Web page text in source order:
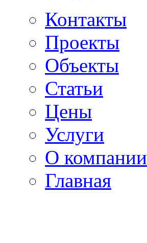
Контакты
Проекты
Объекты
Статьи
Цены
Услуги
О компании
Главная